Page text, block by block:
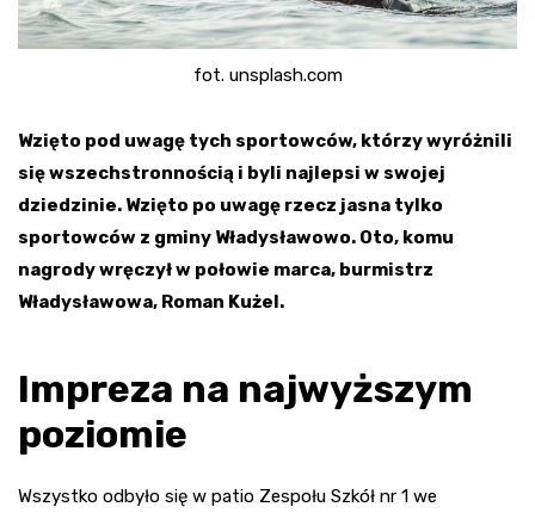
fot. unsplash.com
Wzięto pod uwagę tych sportowców, którzy wyróżnili
się wszechstronnością i byli najlepsi w swojej
dziedzinie. Wzięto po uwagę rzecz jasna tylko
sportowców z gminy Władysławowo. Oto, komu
nagrody wręczył w połowie marca, burmistrz
Władysławowa, Roman Kużel.
Impreza na najwyższym
poziomie
Wszystko odbyło się w patio Zespołu Szkół nr 1 we